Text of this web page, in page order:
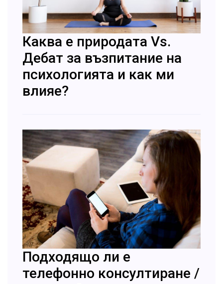
Каква е природата Vs.
Дебат за възпитание на
психологията и как ми
влияе?
Подходящо ли е
телефонно консултиране /